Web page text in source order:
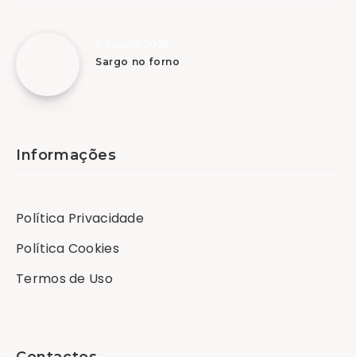
Sargo no forno
Informações
Política Privacidade
Política Cookies
Termos de Uso